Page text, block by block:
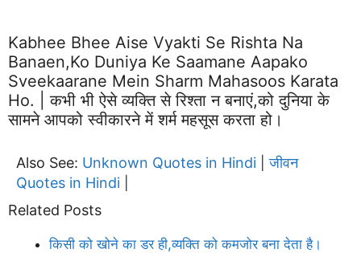
Kabhee Bhee Aise Vyakti Se Rishta Na
Banaen,ko Duniya Ke Saamane Aapako
Sveekaarane Mein Sharm Mahasoos Karata
Ho. | कभी भी ऐसे व्यक्ति से रिश्ता न बनाएं,को दुनिया के
सामने आपको स्वीकारने में शर्म महसूस करता हो।
Also See: Unknown Quotes in Hindi |जीवन
Quotes in Hindi
Related Posts
किसी को खोने का डर ही,व्यक्ति को कमजोर बना देता है।